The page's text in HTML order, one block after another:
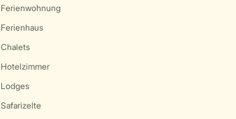
Ferienwohnung
Ferienhaus
Chalets
Hotelzimmer
Lodges
Safarizelte